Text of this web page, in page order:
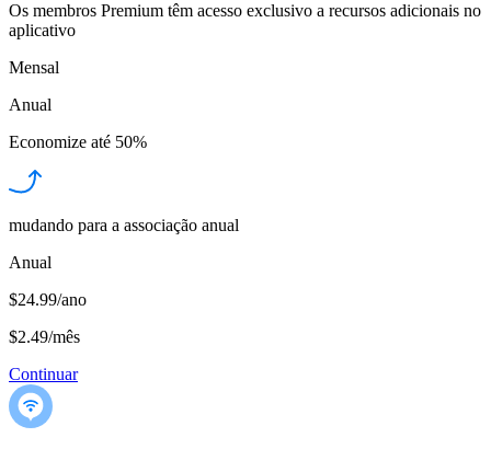
Os membros Premium têm acesso exclusivo a recursos adicionais no
aplicativo
Mensal
Anual
Economize até 50%
mudando para a associação anual
Anual
$24.99/ano
$2.49/mês
Continuar